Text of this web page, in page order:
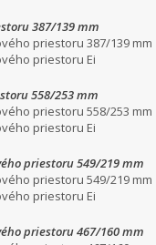
387/139 mm
priestoru 387/139 mm
priestoru Ei
558/253 mm
priestoru 558/253 mm
priestoru Ei
priestoru 549/219 mm
priestoru 549/219 mm
priestoru Ei
priestoru 467/160 mm